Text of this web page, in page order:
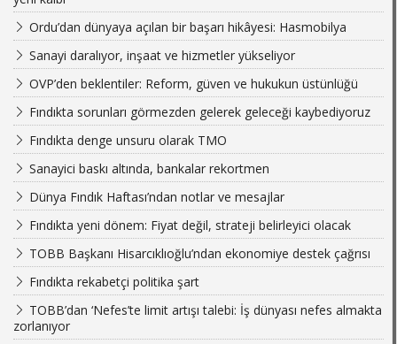
Ordu’dan dünyaya açılan bir başarı hikâyesi: Hasmobilya
Sanayi daralıyor, inşaat ve hizmetler yükseliyor
OVP’den beklentiler: Reform, güven ve hukukun üstünlüğü
Fındıkta sorunları görmezden gelerek geleceği kaybediyoruz
Fındıkta denge unsuru olarak TMO
Sanayici baskı altında, bankalar rekortmen
Dünya Fındık Haftası’ndan notlar ve mesajlar
Fındıkta yeni dönem: Fiyat değil, strateji belirleyici olacak
TOBB Başkanı Hisarcıklıoğlu’ndan ekonomiye destek çağrısı
Fındıkta rekabetçi politika şart
TOBB’dan ‘Nefes’te limit artışı talebi: İş dünyası nefes almakta
zorlanıyor